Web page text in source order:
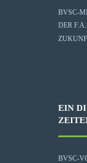
BVSC-
DER
EIN
BVSC-